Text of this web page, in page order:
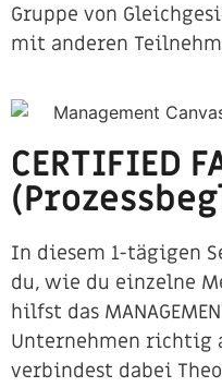
Gruppe von
mit anderen
CERTIFIED
In diesem 1-tägigen
du, wie du einzelne
hilfst das
Unternehmen richtig
verbindest dabei